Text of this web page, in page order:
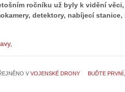
ročníku už byly k vidění
detektory, nabíjecí
V VOJENSKÉ DRONY BUĎTE